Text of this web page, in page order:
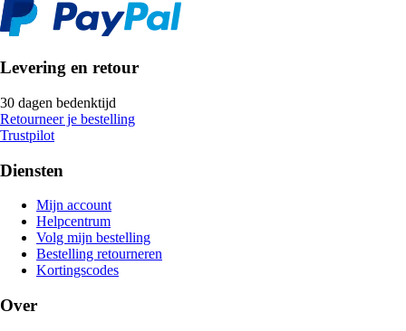
Levering en retour
30 dagen bedenktijd
Retourneer je bestelling
Trustpilot
Diensten
Mijn account
Helpcentrum
Volg mijn bestelling
Bestelling retourneren
Kortingscodes
Over